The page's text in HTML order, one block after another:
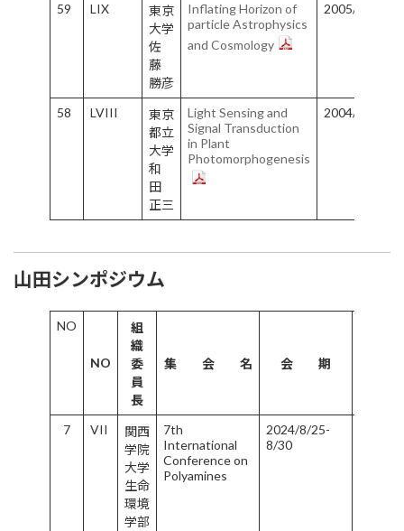
59 LIX
東京
大学
佐
藤
勝彦
Inflating Horizon of
particle Astrophysics
and Cosmology
2005/06/21-
58 LVIII
東京
都立
大学
和
田
正三
Light Sensing and
Signal Transduction
in Plant
Photomorphogenesis
2004/6/5-6/9
山田シンポジウム
NO
NO
組
織
委
員
長
集 会 名 会 期
7 VII
関西
学院
大学
生命
環境
学部
7th
International
Conference on
Polyamines
2024/8/25-
8/30